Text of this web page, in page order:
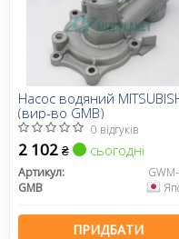
Насос водяний
(вир-во GMB)
0 відгуків
2 102 ₴ сьогодні
Артикул:
GMB
ПРИДБАТИ